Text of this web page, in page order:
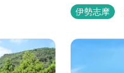
伊勢志摩